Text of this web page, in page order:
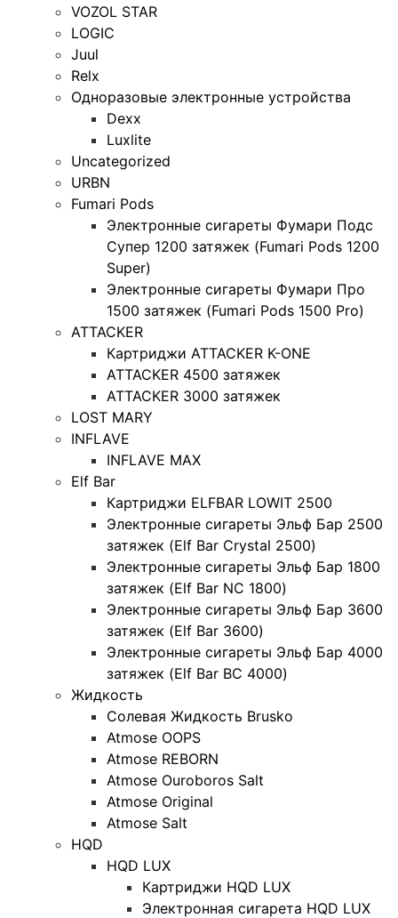
VOZOL STAR
LOGIC
Juul
Relx
Одноразовые электронные устройства
Dexx
Luxlite
Uncategorized
URBN
Fumari Pods
Электронные сигареты Фумари Подс
Супер 1200 затяжек (Fumari Pods 1200
Super)
Электронные сигареты Фумари Про
1500 затяжек (Fumari Pods 1500 Pro)
ATTACKER
Картриджи ATTACKER K-ONE
ATTACKER 4500 затяжек
ATTACKER 3000 затяжек
LOST MARY
INFLAVE
INFLAVE MAX
Elf Bar
Картриджи ELFBAR LOWIT 2500
Электронные сигареты Эльф Бар 2500
затяжек (Elf Bar Crystal 2500)
Электронные сигареты Эльф Бар 1800
затяжек (Elf Bar NC 1800)
Электронные сигареты Эльф Бар 3600
затяжек (Elf Bar 3600)
Электронные сигареты Эльф Бар 4000
затяжек (Elf Bar BC 4000)
Жидкость
Солевая Жидкость Brusko
Atmose OOPS
Atmose REBORN
Atmose Ouroboros Salt
Atmose Original
Atmose Salt
HQD
HQD LUX
Картриджи HQD LUX
Электронная сигарета HQD LUX